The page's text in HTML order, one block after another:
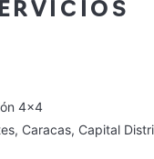
4x4
Caracas, Capital